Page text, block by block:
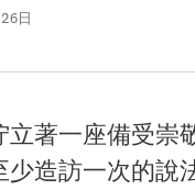
日
著一座備受崇
造訪一次的說